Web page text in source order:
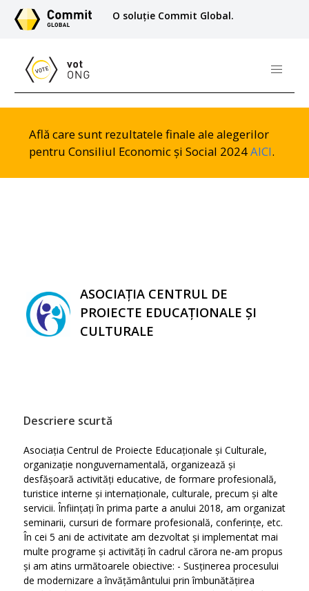
O soluție Commit Global.
Află care sunt rezultatele finale ale alegerilor
pentru Consiliul Economic și Social 2024AICI.
ASOCIAȚIA CENTRUL DE
PROIECTE EDUCAȚIONALE ȘI
CULTURALE
Descriere scurtă
Asociația Centrul de Proiecte Educaționale și Culturale,
organizație nonguvernamentală, organizează și
desfășoară activități educative, de formare profesională,
turistice interne și internaționale, culturale, precum și alte
servicii. Înființați în prima parte a anului 2018, am organizat
seminarii, cursuri de formare profesională, conferințe, etc.
În cei 5 ani de activitate am dezvoltat și implementat mai
multe programe și activități în cadrul cărora ne-am propus
și am atins următoarele obiective: - Susținerea procesului
de modernizare a învățământului prin îmbunătățirea